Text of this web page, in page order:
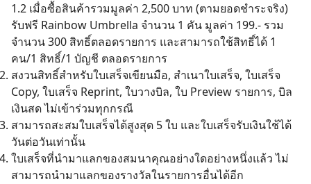
1.2 เมื่อซื้อสินค้ารวมมูลค่า 2,500 บาท (ตามยอดชำระจริง)
รับฟรี Rainbow Umbrella จำนวน 1 คัน มูลค่า 199.- รวม
จำนวน 300 สิทธิ์ตลอดรายการ และสามารถใช้สิทธิ์ได้ 1
คน/1 สิทธิ์/1 บัญชี ตลอดรายการ
สงวนสิทธิ์สำหรับใบเสร็จเขียนมือ, สำเนาใบเสร็จ, ใบเสร็จ
Copy, ใบเสร็จ Reprint, ใบวางบิล, ใบ Preview รายการ, บิล
เงินสด ไม่เข้าร่วมทุกกรณี
สามารถสะสมใบเสร็จได้สูงสุด 5 ใบ และใบเสร็จรับเงินใช้ได้
วันต่อวันเท่านั้น
ใบเสร็จที่นำมาแลกของสมนาคุณอย่างใดอย่างหนึ่งแล้ว ไม่
สามารถนำมาแลกของรางวัลในรายการอื่นได้อีก